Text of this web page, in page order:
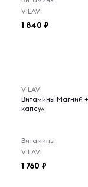
VILAVI
1 840
VILAVI
Витамины Магний
капсул
Витамины
VILAVI
1 760